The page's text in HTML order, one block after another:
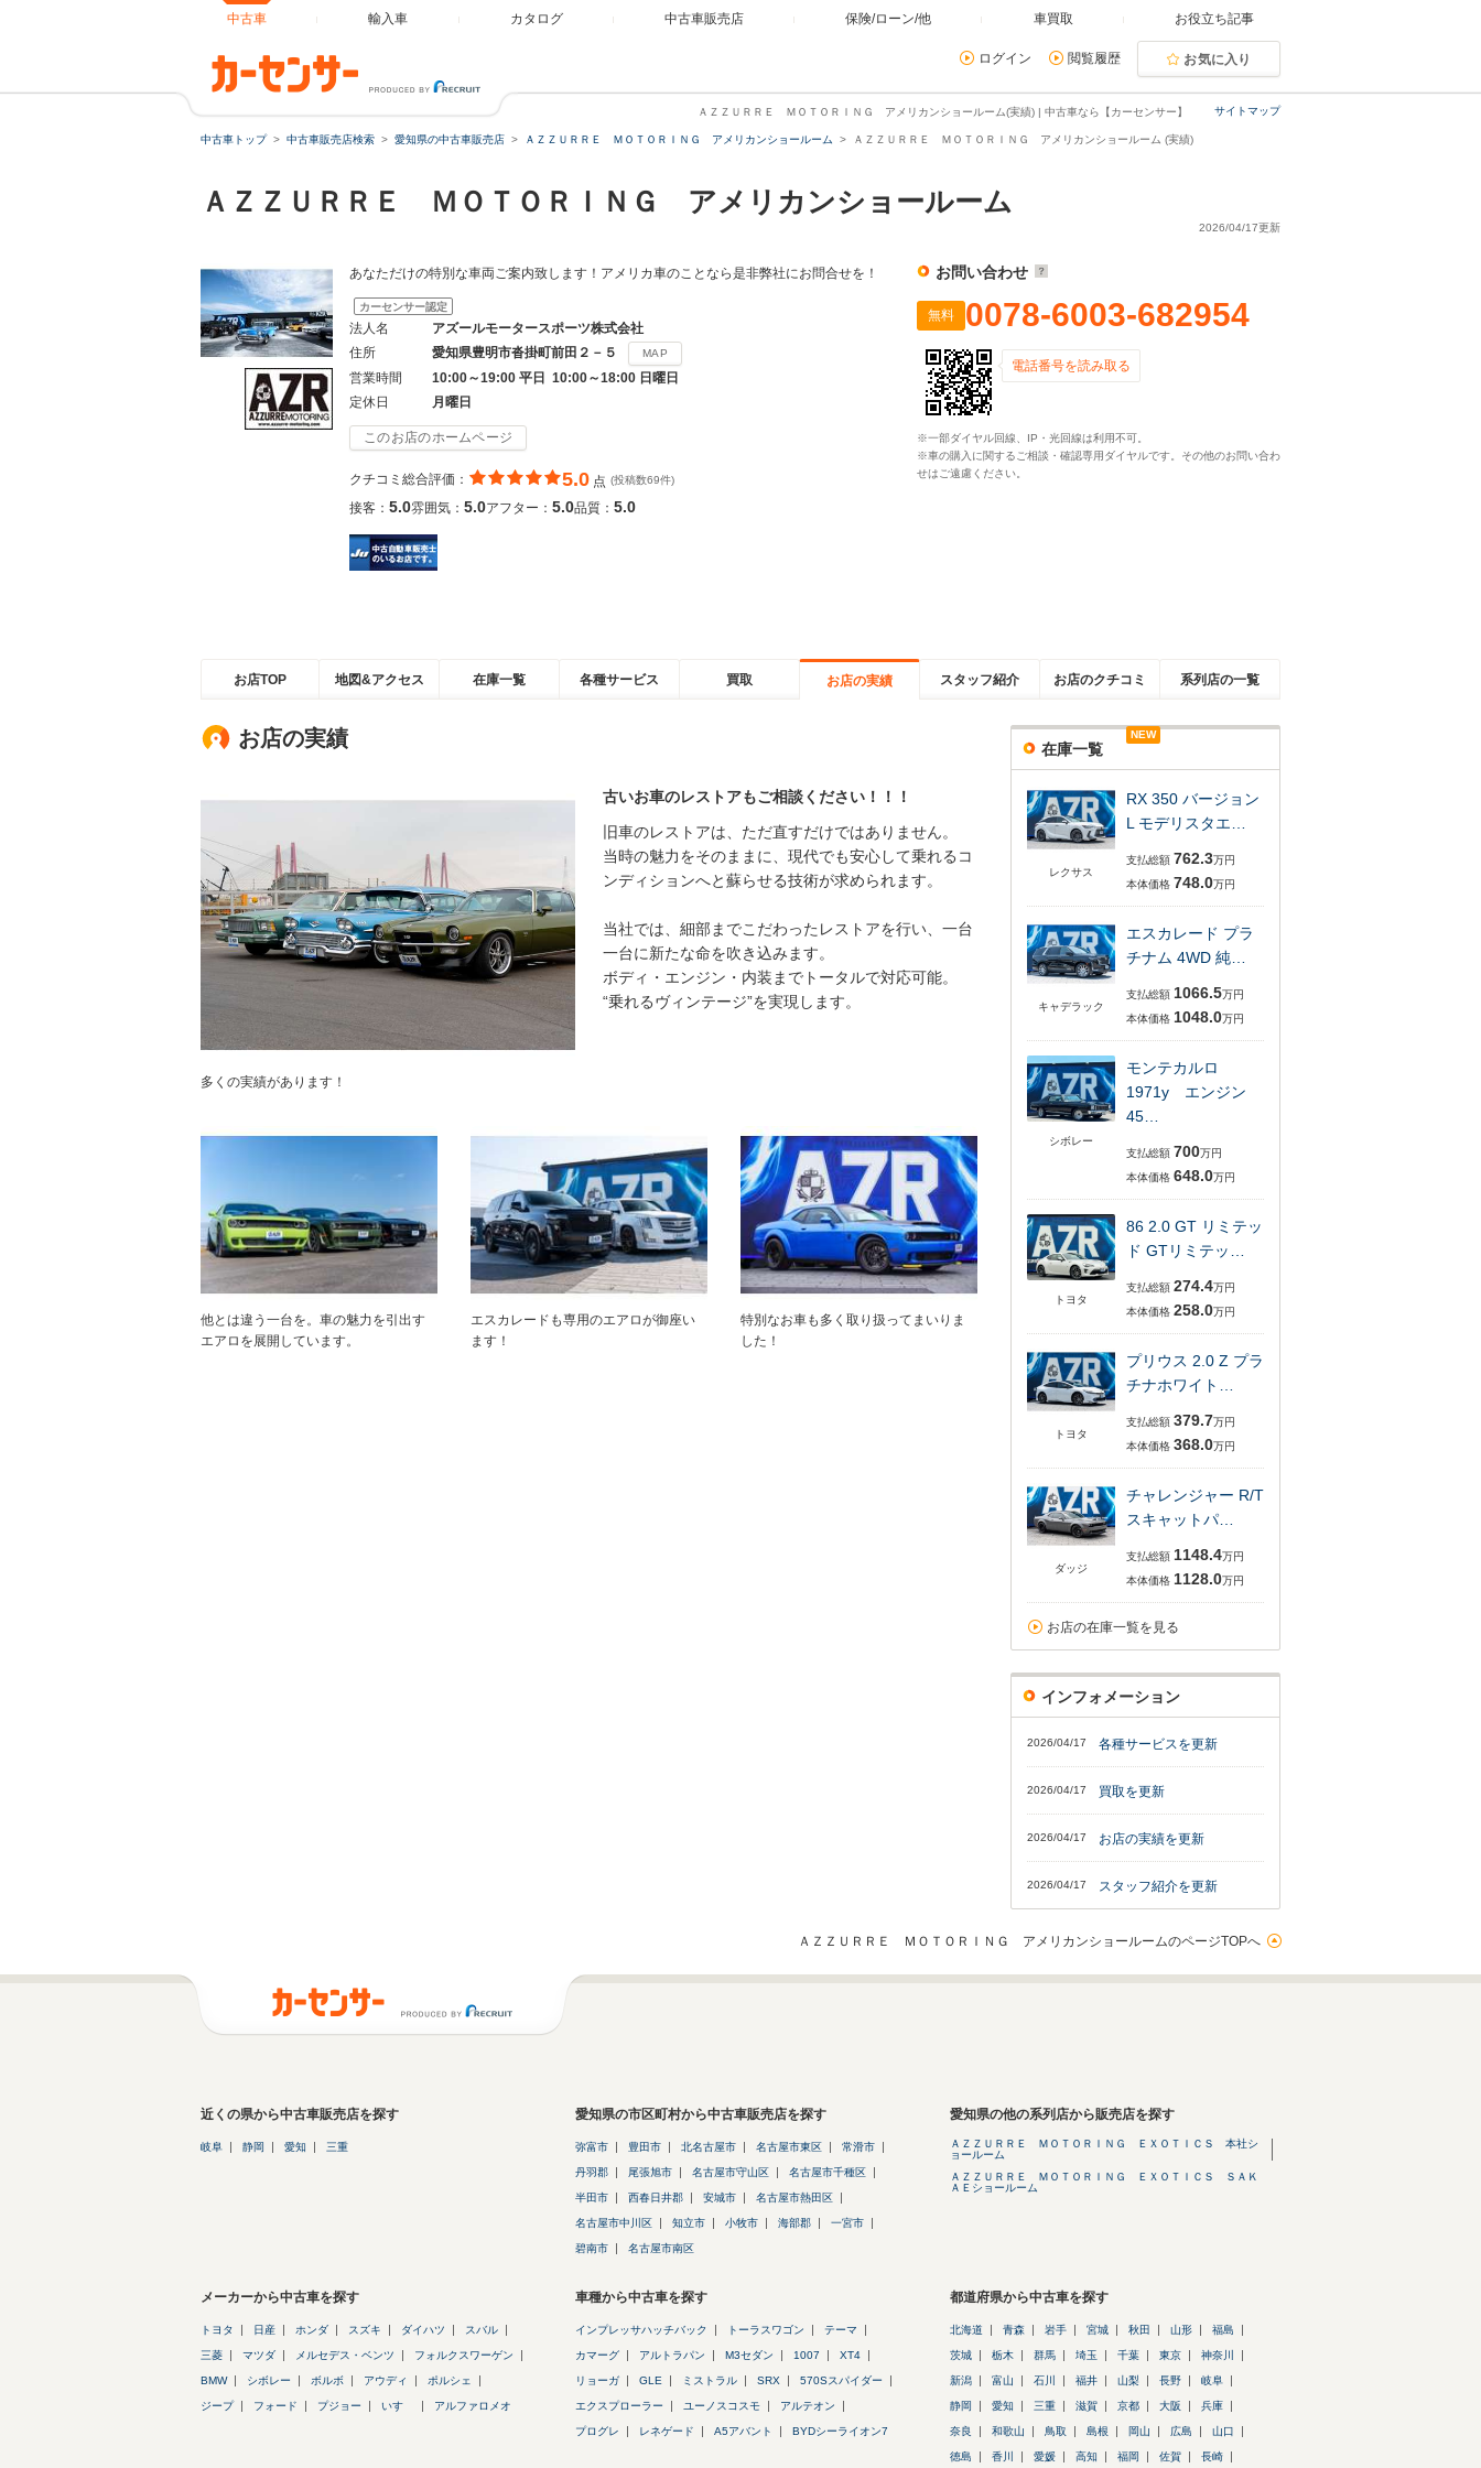
中古車 輸入車 カタログ 中古車販売店 保険/ローン/他 車買取 お役立ち記事
ログイン 閲覧履歴 お気に入り
サイトマップ
ＡＺＺＵＲＲＥ ＭＯＴＯＲＩＮＧ アメリカンショールーム(実績) | 中古車なら【カーセンサー】
中古車トップ 中古車販売店検索 愛知県の中古車販売店 ＡＺＺＵＲＲＥ ＭＯＴＯＲＩＮＧ アメリカンショールーム ＡＺＺＵＲＲＥ ＭＯＴＯＲＩＮＧ アメリカンショールーム (実績)
ＡＺＺＵＲＲＥ ＭＯＴＯＲＩＮＧ アメリカンショールーム
2026/04/17更新
あなただけの特別な車両ご案内致します！アメリカ車のことなら是非弊社にお問合せを！
カーセンサー認定
法人名
アズールモータースポーツ株式会社
住所
愛知県豊明市沓掛町前田２－５ MAP
営業時間
10:00～19:00 平日 10:00～18:00 日曜日
定休日
月曜日
このお店のホームページ
クチコミ総合評価： 5.0 点 (投稿数69件)
接客： 5.0雰囲気： 5.0アフター： 5.0品質： 5.0
お問い合わせ
無料 0078-6003-682954
電話番号を読み取る
※一部ダイヤル回線、IP・光回線は利用不可。
※車の購入に関するご相談・確認専用ダイヤルです。その他のお問い合わ
せはご遠慮ください。
お店TOP 地図&アクセス 在庫一覧 各種サービス 買取 お店の実績 スタッフ紹介 お店のクチコミ 系列店の一覧
お店の実績
多くの実績があります！
古いお車のレストアもご相談ください！！！
旧車のレストアは、ただ直すだけではありません。
当時の魅力をそのままに、現代でも安心して乗れるコ
ンディションへと蘇らせる技術が求められます。
当社では、細部までこだわったレストアを行い、一台
一台に新たな命を吹き込みます。
ボディ・エンジン・内装までトータルで対応可能。
“乗れるヴィンテージ”を実現します。
他とは違う一台を。車の魅力を引出す
エアロを展開しています。
エスカレードも専用のエアロが御座い
ます！
特別なお車も多く取り扱ってまいりま
した！
在庫一覧
レクサス
NEW
RX 350 バージョン
L モデリスタエ…
支払総額 762.3万円
本体価格 748.0万円
キャデラック
エスカレード プラ
チナム 4WD 純…
支払総額 1066.5万円
本体価格 1048.0万円
シボレー
モンテカルロ
1971y エンジン
45…
支払総額 700万円
本体価格 648.0万円
トヨタ
86 2.0 GT リミテッ
ド GTリミテッ…
支払総額 274.4万円
本体価格 258.0万円
トヨタ
プリウス 2.0 Z プラ
チナホワイト…
支払総額 379.7万円
本体価格 368.0万円
ダッジ
チャレンジャー R/T
スキャットパ…
支払総額 1148.4万円
本体価格 1128.0万円
お店の在庫一覧を見る
インフォメーション
2026/04/17 各種サービスを更新
2026/04/17 買取を更新
2026/04/17 お店の実績を更新
2026/04/17 スタッフ紹介を更新
ＡＺＺＵＲＲＥ ＭＯＴＯＲＩＮＧ アメリカンショールームのページTOPへ
近くの県から中古車販売店を探す
岐阜 静岡 愛知 三重
愛知県の市区町村から中古車販売店を探す
弥富市 豊田市 北名古屋市 名古屋市東区 常滑市
丹羽郡 尾張旭市 名古屋市守山区 名古屋市千種区
半田市 西春日井郡 安城市 名古屋市熱田区
名古屋市中川区 知立市 小牧市 海部郡 一宮市
碧南市 名古屋市南区
愛知県の他の系列店から販売店を探す
ＡＺＺＵＲＲＥ ＭＯＴＯＲＩＮＧ ＥＸＯＴＩＣＳ 本社シ
ョールーム
ＡＺＺＵＲＲＥ ＭＯＴＯＲＩＮＧ ＥＸＯＴＩＣＳ ＳＡＫ
ＡＥショールーム
メーカーから中古車を探す
トヨタ 日産 ホンダ スズキ ダイハツ スバル
三菱 マツダ メルセデス・ベンツ フォルクスワーゲン
BMW シボレー ボルボ アウディ ポルシェ
ジープ フォード プジョー いすゞ アルファロメオ
車種から中古車を探す
インプレッサハッチバック トーラスワゴン テーマ
カマーグ アルトラパン M3セダン 1007 XT4
リョーガ GLE ミストラル SRX 570Sスパイダー
エクスプローラー ユーノスコスモ アルテオン
プログレ レネゲード A5アバント BYDシーライオン7
都道府県から中古車を探す
北海道 青森 岩手 宮城 秋田 山形 福島
茨城 栃木 群馬 埼玉 千葉 東京 神奈川
新潟 富山 石川 福井 山梨 長野 岐阜
静岡 愛知 三重 滋賀 京都 大阪 兵庫
奈良 和歌山 鳥取 島根 岡山 広島 山口
徳島 香川 愛媛 高知 福岡 佐賀 長崎